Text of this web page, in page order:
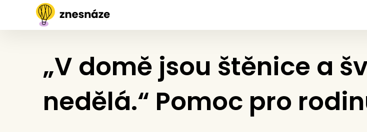
„V domě jsou štěnice a
nedělá.“ Pomoc pro